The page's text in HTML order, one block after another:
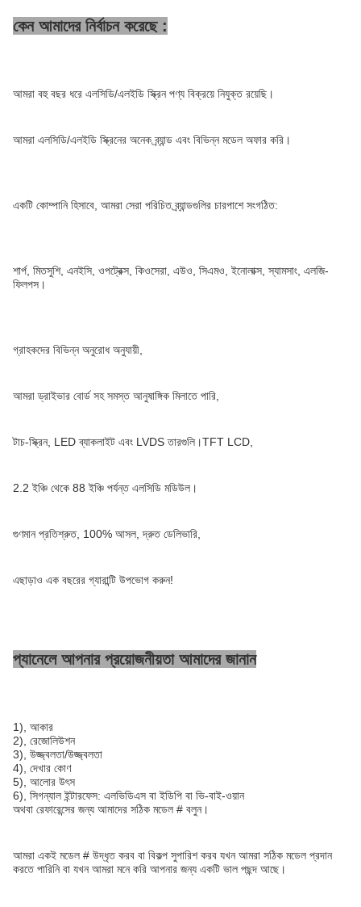
কেন আমাদের নির্বাচন করেছে :
আমরা বহু বছর ধরে এলসিডি/এলইডি স্ক্রিন পণ্য বিক্রয়ে নিযুক্ত রয়েছি।
আমরা এলসিডি/এলইডি স্ক্রিনের অনেক ব্র্যান্ড এবং বিভিন্ন মডেল অফার করি।
একটি কোম্পানি হিসাবে, আমরা সেরা পরিচিত ব্র্যান্ডগুলির চারপাশে সংগঠিত:
শার্প, মিতসুশি, এনইসি, ওপট্রেক্স, কিওসেরা, এউও, সিএমও, ইনোলাক্স, স্যামসাং, এলজি-
ফিলপস।
গ্রাহকদের বিভিন্ন অনুরোধ অনুযায়ী,
আমরা ড্রাইভার বোর্ড সহ সমস্ত আনুষাঙ্গিক মিলাতে পারি,
টাচ-স্ক্রিন, LED ব্যাকলাইট এবং LVDS তারগুলি।TFT LCD,
2.2 ইঞ্চি থেকে 88 ইঞ্চি পর্যন্ত এলসিডি মডিউল।
গুণমান প্রতিশ্রুত, 100% আসল, দ্রুত ডেলিভারি,
এছাড়াও এক বছরের গ্যারান্টি উপভোগ করুন!
প্যানেলে আপনার প্রয়োজনীয়তা আমাদের জানান
1), আকার
2), রেজোলিউশন
3), উজ্জ্বলতা/উজ্জ্বলতা
4), দেখার কোণ
5), আলোর উৎস
6), সিগন্যাল ইন্টারফেস: এলভিডিএস বা ইডিপি বা ভি-বাই-ওয়ান
অথবা রেফারেন্সের জন্য আমাদের সঠিক মডেল # বলুন।
আমরা একই মডেল # উদ্ধৃত করব বা বিকল্প সুপারিশ করব যখন আমরা সঠিক মডেল প্রদান
করতে পারিনি বা যখন আমরা মনে করি আপনার জন্য একটি ভাল পছন্দ আছে।